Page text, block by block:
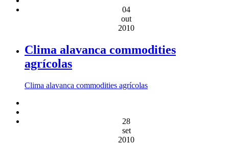
04
out
2010
Clima alavanca commodities
agrícolas
Clima alavanca commodities agrícolas
28
set
2010